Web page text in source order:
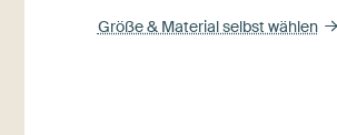
Größe & Material selbst wählen